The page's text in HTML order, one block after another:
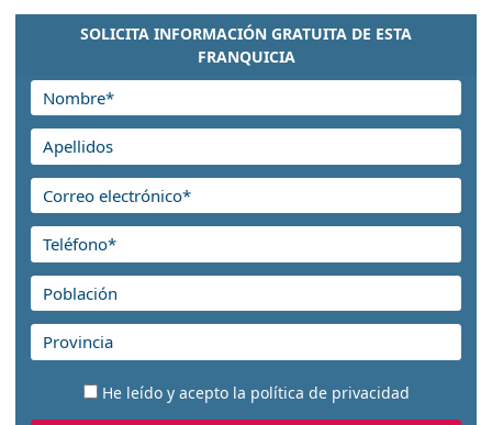
SOLICITA INFORMACIÓN GRATUITA DE ESTA
FRANQUICIA
He leído y acepto la política de privacidad